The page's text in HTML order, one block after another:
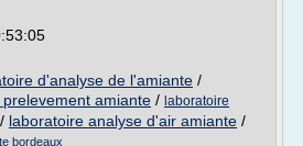
d'analyse de l'amiante /
amiante / laboratoire
/ laboratoire analyse d'air amiante /
bordeaux